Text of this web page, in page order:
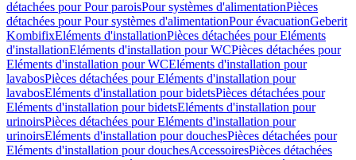
détachées pour Pour paroisPour systèmes d'alimentationPièces
détachées pour Pour systèmes d'alimentationPour évacuationGeberit
KombifixEléments d'installationPièces détachées pour Eléments
d'installationEléments d'installation pour WCPièces détachées pour
Eléments d'installation pour WCEléments d'installation pour
lavabosPièces détachées pour Eléments d'installation pour
lavabosEléments d'installation pour bidetsPièces détachées pour
Eléments d'installation pour bidetsEléments d'installation pour
urinoirsPièces détachées pour Eléments d'installation pour
urinoirsEléments d'installation pour douchesPièces détachées pour
Eléments d'installation pour douchesAccessoiresPièces détachées